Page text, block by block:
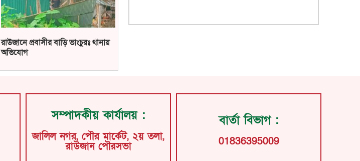
রাউজানে প্রবাসীর বাড়ি ভাংচুরঃ থানায়
অভিযোগ
সম্পাদকীয় কার্যালয় :
জালিল নগর, পৌর মার্কেট, ২য় তলা,
রাউজান পৌরসভা
বার্তা বিভাগ :
01836395009